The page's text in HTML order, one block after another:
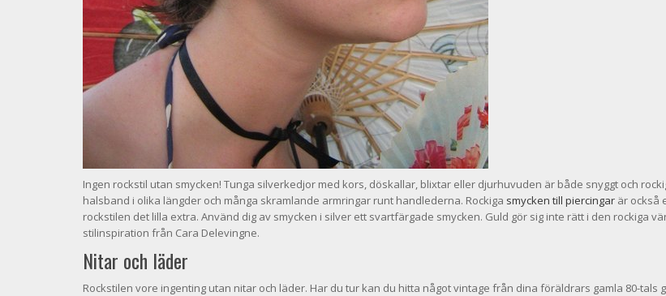
Ingen rockstil utan smycken! Tunga silverkedjor med kors, döskallar, blixtar eller djurhuvuden är både snyggt och
halsband i olika längder och många skramlande armringar runt handlederna. Rockiga smycken till piercingar är också
rockstilen det lilla extra. Använd dig av smycken i silver ett svartfärgade smycken. Guld gör sig inte rätt i den rockiga
stilinspiration från Cara Delevingne.
Nitar och läder
Rockstilen vore ingenting utan nitar och läder. Har du tur kan du hitta något vintage från dina föräldrars gamla 80-tals